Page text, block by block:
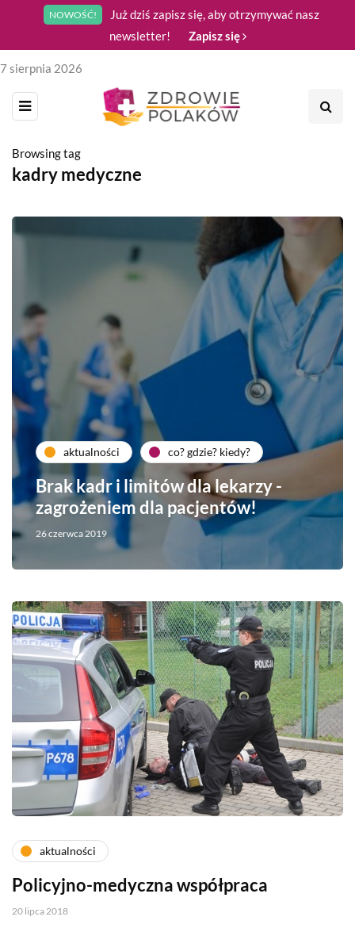
NOWOŚĆ!
Już dziś zapisz się, aby otrzymywać nasz
newsletter!
Zapisz się
7 sierpnia 2026
Browsing tag
kadry medyczne
aktualności co? gdzie? kiedy?
Brak kadr i limitów dla lekarzy -
zagrożeniem dla pacjentów!
26 czerwca 2019
aktualności
Policyjno-medyczna współpraca
20 lipca 2018